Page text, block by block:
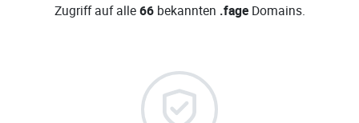
Zugriff auf alle66bekannten .fageDomains.